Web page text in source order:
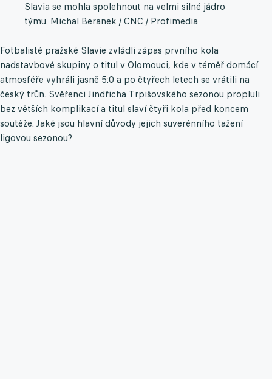
Slavia se mohla spolehnout na velmi silné jádro
týmu. Michal Beranek / CNC / Profimedia
Fotbalisté pražské Slavie zvládli zápas prvního kola
nadstavbové skupiny o titul v Olomouci, kde v téměř domácí
atmosféře vyhráli jasně 5:0 a po čtyřech letech se vrátili na
český trůn. Svěřenci Jindřicha Trpišovského sezonou propluli
bez větších komplikací a titul slaví čtyři kola před koncem
soutěže. Jaké jsou hlavní důvody jejich suverénního tažení
ligovou sezonou?